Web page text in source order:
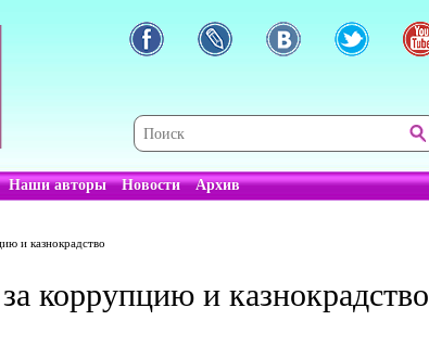
Наши авторы Новости Архив
и казнокрадство
коррупцию и казнокрадство